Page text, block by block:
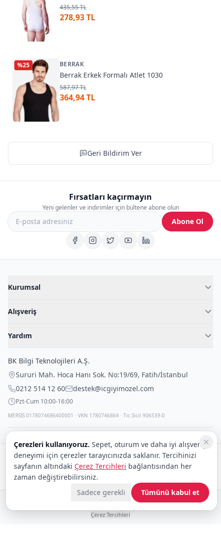
435,55 TL
278,93 TL
%25 BERRAK
Berrak Erkek Formalı Atlet 1030
587,97 TL
364,94 TL
Geri Bildirim Ver
Fırsatları kaçırmayın
Yeni gelenler ve indirimler için bültene abone olun
Abone Ol
Kurumsal
Blog
İç Giyim Rehberi
Alışveriş
Fantazi İç Giyim
Çocuk İç Giyim
Outlet Fırsatları
Yardım
İade Politikası
Gizli Paketleme
BK Bilgi Teknolojileri A.Ş.
Sururi Mah. Hoca Hanı Sok. No:19/69, Fatih/İstanbul
0212 514 12 60
destek@icgiyimozel.com
Pzt-Cum 10:00-16:00
MERSİS 0178074686400001 · VKN 1780746864 · Tic.Sicil 906539-0
Güvenli alışveriş:
Kargo:
© 2008–2026 BK Bilgi Teknolojileri ve Ticaret A.Ş.
Çerez Tercihleri
Çerezleri kullanıyoruz. Sepet, oturum ve daha iyi alışveriş
deneyimi için çerezler tarayıcınızda saklanır. Tercihinizi
sayfanın altındaki Çerez Tercihleri bağlantısından her
zaman değiştirebilirsiniz.
Sadece gerekli
Tümünü kabul et